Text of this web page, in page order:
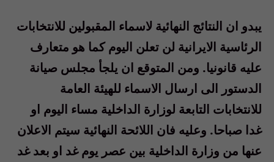
يبدو ان النتائج النهائية لاسماء المقبولين للانتخابات
الرئاسية الايرانية لن تعلن اليوم كما هو متعارف
عليه قانونيا. ومن المتوقع ان يلجأ مجلس صيانة
الدستور الى ارسال الاسماء للهيئة العامة
للانتخابات التابعة لوزارة الداخلية مساء اليوم او
غدا صباحا. وعليه فان اللائحة النهائية سيتم الاعلان
عنها من وزارة الداخلية بين عصر يوم غد او بعد غد